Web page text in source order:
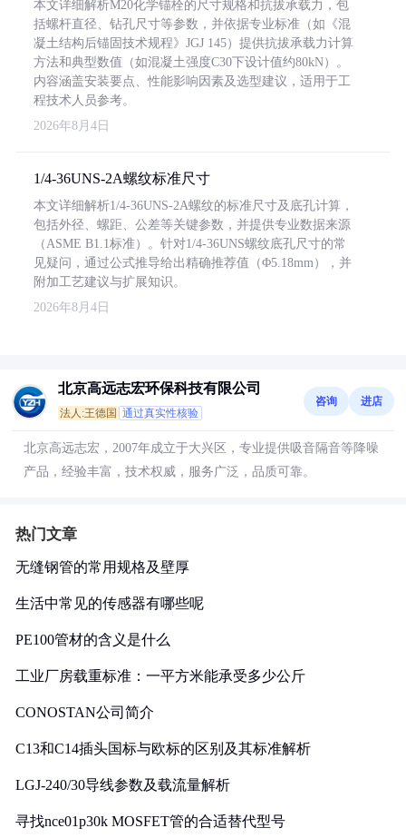
本文详细解析M20化学锚栓的尺寸规格和抗拔承载力，包
括螺杆直径、钻孔尺寸等参数，并依据专业标准（如《混
凝土结构后锚固技术规程》JGJ 145）提供抗拔承载力计算
方法和典型数值（如混凝土强度C30下设计值约80kN）。
内容涵盖安装要点、性能影响因素及选型建议，适用于工
程技术人员参考。
2026年8月4日
1/4-36UNS-2A螺纹标准尺寸
本文详细解析1/4-36UNS-2A螺纹的标准尺寸及底孔计算，
包括外径、螺距、公差等关键参数，并提供专业数据来源
（ASME B1.1标准）。针对1/4-36UNS螺纹底孔尺寸的常
见疑问，通过公式推导给出精确推荐值（Φ5.18mm），并
附加工艺建议与扩展知识。
2026年8月4日
北京高远志宏环保科技有限公司
法人:王德国 通过真实性核验
咨询 进店
北京高远志宏，2007年成立于大兴区，专业提供吸音隔音等降噪
产品，经验丰富，技术权威，服务广泛，品质可靠。
热门文章
无缝钢管的常用规格及壁厚
生活中常见的传感器有哪些呢
PE100管材的含义是什么
工业厂房载重标准：一平方米能承受多少公斤
CONOSTAN公司简介
C13和C14插头国标与欧标的区别及其标准解析
LGJ-240/30导线参数及载流量解析
寻找nce01p30k MOSFET管的合适替代型号